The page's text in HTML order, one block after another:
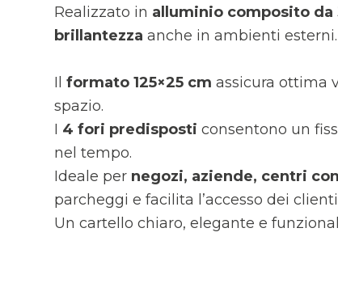
Realizzato in alluminio composito da
brillantezza anche in ambienti esterni.
Il formato 125×25 cm assicura ottima
spazio.
I 4 fori predisposti consentono un
nel tempo.
Ideale per negozi, aziende, centri
parcheggi e facilita l’accesso dei
Un cartello chiaro, elegante e